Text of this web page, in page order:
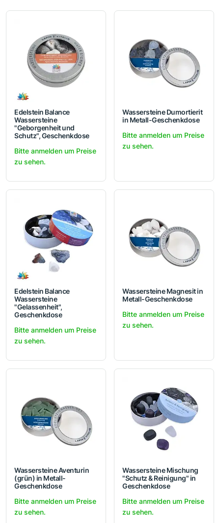
Edelstein Balance
Wassersteine
"Geborgenheit und
Schutz", Geschenkdose
Bitte anmelden um Preise
zu sehen.
Wassersteine Dumortierit
in Metall-Geschenkdose
Bitte anmelden um Preise
zu sehen.
Edelstein Balance
Wassersteine
"Gelassenheit",
Geschenkdose
Bitte anmelden um Preise
zu sehen.
Wassersteine Magnesit in
Metall-Geschenkdose
Bitte anmelden um Preise
zu sehen.
Wassersteine Aventurin
(grün) in Metall-
Geschenkdose
Bitte anmelden um Preise
zu sehen.
Wassersteine Mischung
"Schutz & Reinigung" in
Geschenkdose
Bitte anmelden um Preise
zu sehen.